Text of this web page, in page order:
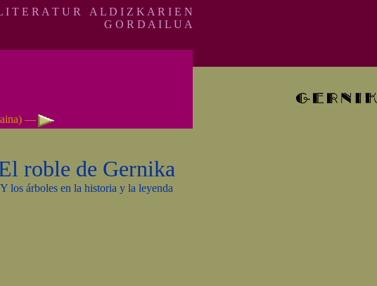
I T E R A T U R A L D I Z K A R I E N
G O R D A I L U A
—
roble de Gernika
Y los árboles en la historia y la leyenda